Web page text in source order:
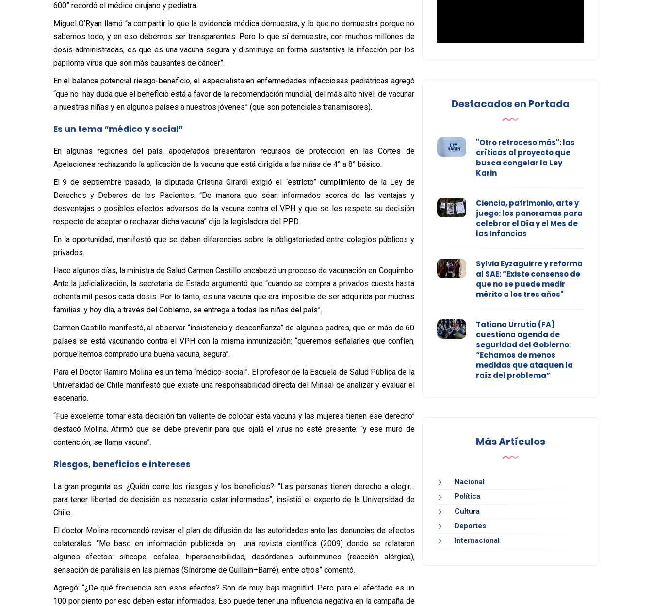
600” recordó el médico cirujano y pediatra.
Miguel O’Ryan llamó “a compartir lo que la evidencia médica demuestra, y lo que no demuestra porque no
sabemos todo, y en eso debemos ser transparentes. Pero lo que sí demuestra, con muchos millones de
dosis administradas, es que es una vacuna segura y disminuye en forma sustantiva la infección por los
papiloma virus que son más causantes de cáncer”.
En el balance potencial riesgo-beneficio, el especialista en enfermedades infecciosas pediátricas agregó
“que no hay duda que el beneficio está a favor de la recomendación mundial, del más alto nivel, de vacunar
a nuestras niñas y en algunos países a nuestros jóvenes” (que son potenciales transmisores).
Es un tema “médico y social”
En algunas regiones del país, apoderados presentaron recursos de protección en las Cortes de
Apelaciones rechazando la aplicación de la vacuna que está dirigida a las niñas de 4° a 8° básico.
El 9 de septiembre pasado, la diputada Cristina Girardi exigió el “estricto” cumplimiento de la Ley de
Derechos y Deberes de los Pacientes. “De manera que sean informados acerca de las ventajas y
desventajas o posibles efectos adversos de la vacuna contra el VPH y que se les respete su decisión
respecto de aceptar o rechazar dicha vacuna” dijo la legisladora del PPD.
En la oportunidad, manifestó que se daban diferencias sobre la obligatoriedad entre colegios públicos y
privados.
Hace algunos días, la ministra de Salud Carmen Castillo encabezó un proceso de vacunación en Coquimbo.
Ante la judicialización, la secretaria de Estado argumentó que “cuando se compra a privados cuesta hasta
ochenta mil pesos cada dosis. Por lo tanto, es una vacuna que era imposible de ser adquirida por muchas
familias, y hoy día, a través del Gobierno, se entrega a todas las niñas del país”.
Carmen Castillo manifestó, al observar “insistencia y desconfianza” de algunos padres, que en más de 60
países se está vacunando contra el VPH con la misma inmunización: “queremos señalarles que confíen,
porque hemos comprado una buena vacuna, segura”.
Para el Doctor Ramiro Molina es un tema “médico-social”. El profesor de la Escuela de Salud Pública de la
Universidad de Chile manifestó que existe una responsabilidad directa del Minsal de analizar y evaluar el
escenario.
“Fue excelente tomar esta decisión tan valiente de colocar esta vacuna y las mujeres tienen ese derecho”
destacó Molina. Afirmó que se debe prevenir para que ojalá el virus no esté presente: “y ese muro de
contención, se llama vacuna”.
Riesgos, beneficios e intereses
La gran pregunta es: ¿Quién corre los riesgos y los beneficios?. “Las personas tienen derecho a elegir…
para tener libertad de decisión es necesario estar informados”, insistió el experto de la Universidad de
Chile.
El doctor Molina recomendó revisar el plan de difusión de las autoridades ante las denuncias de efectos
colaterales. “Me baso en información publicada en una revista científica (2009) donde se relataron
algunos efectos: síncope, cefalea, hipersensibilidad, desórdenes autoinmunes (reacción alérgica),
sensación de parálisis en las piernas (Síndrome de Guillain–Barré), entre otros” comentó.
Agregó: “¿De qué frecuencia son esos efectos? Son de muy baja magnitud. Pero para el afectado es un
100 por ciento por eso deben estar informados. Eso puede tener una influencia negativa en la campaña de
Destacados en Portada
"Otro retroceso más": las
críticas al proyecto que
busca congelar la Ley
Karin
Ciencia, patrimonio, arte y
juego: los panoramas para
celebrar el Día y el Mes de
las Infancias
Sylvia Eyzaguirre y reforma
al SAE: “Existe consenso de
que no se puede medir
mérito a los tres años"
Tatiana Urrutia (FA)
cuestiona agenda de
seguridad del Gobierno:
“Echamos de menos
medidas que ataquen la
raíz del problema”
Más Artículos
Nacional
Política
Cultura
Deportes
Internacional